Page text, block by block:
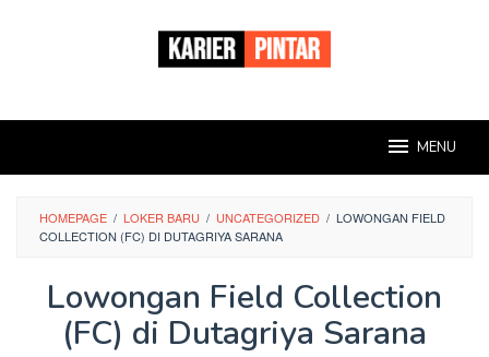
MENU
HOMEPAGE / LOKER BARU / UNCATEGORIZED / LOWONGAN FIELD
COLLECTION (FC) DI DUTAGRIYA SARANA
Lowongan Field Collection
(FC) di Dutagriya Sarana